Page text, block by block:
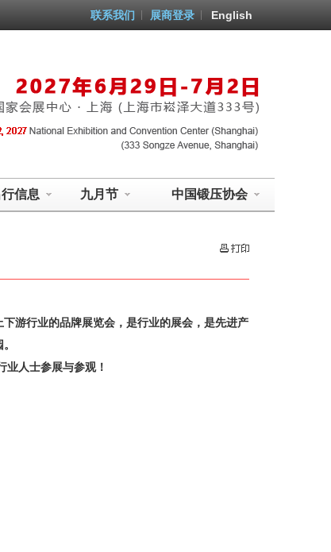
English
展商登录
联系我们
信息 九月节 中国锻压协会
游行业的品牌展览会，是行业的展会，是先进产
人士参展与参观！